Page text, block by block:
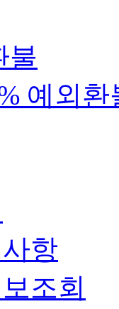
불
예외환
항
조회